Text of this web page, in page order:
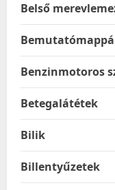
Belső
Benzinmotoros
Betegalátétek
Bilik
Billentyűzetek